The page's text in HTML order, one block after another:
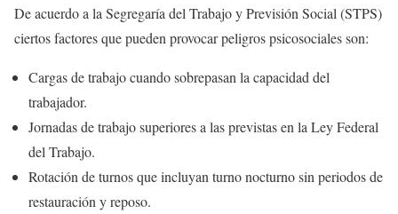
De acuerdo a la Segregaría del Trabajo y Previsión Social (STPS)
ciertos factores que pueden provocar peligros psicosociales son:
Cargas de trabajo cuando sobrepasan la capacidad del
trabajador.
Jornadas de trabajo superiores a las previstas en la Ley Federal
del Trabajo.
Rotación de turnos que incluyan turno nocturno sin periodos de
restauración y reposo.